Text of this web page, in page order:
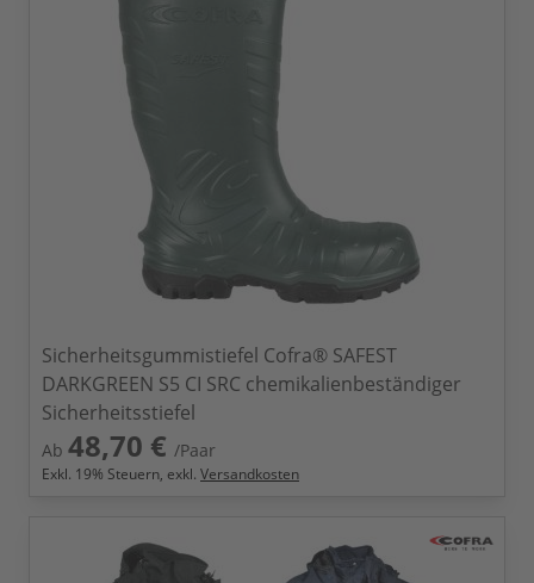
Sicherheitsgummistiefel Cofra® SAFEST
DARKGREEN S5 CI SRC chemikalienbeständiger
Sicherheitsstiefel
Ab 48,70 € /Paar
Exkl. 19% Steuern, exkl. Versandkosten